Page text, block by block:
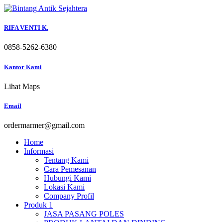
Skip
content
RIFA VENTI K.
0858-5262-6380
Kantor Kami
Lihat Maps
Email
ordermarmer@gmail.com
Home
Informasi
Tentang Kami
Cara Pemesanan
Hubungi Kami
Lokasi Kami
Company Profil
Produk 1
JASA PASANG POLES